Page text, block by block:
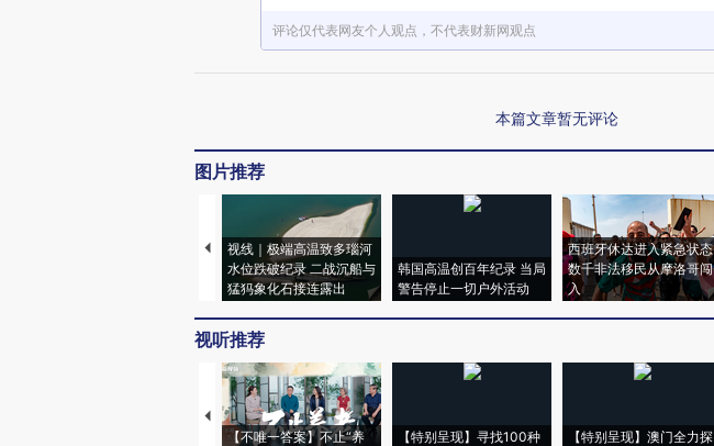
评论仅代表网友个人观点，不代表财新网观点
本篇文章暂无评论
图片推荐
视线｜极端高温致多瑙河
水位跌破纪录 二战沉船与
猛犸象化石接连露出
韩国高温创百年纪录 当局
警告停止一切户外活动
西班牙休达进入紧急状态
数千非法移民从摩洛哥闯
入
视听推荐
【不唯一答案】不止“养
【特别呈现】寻找100种
【特别呈现】澳门全力探